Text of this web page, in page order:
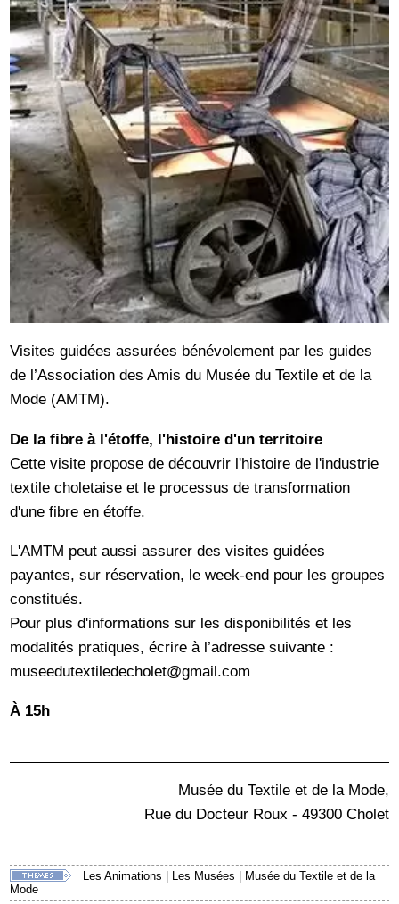
Visites guidées assurées bénévolement par les guides
de l’Association des Amis du Musée du Textile et de la
Mode (AMTM).
De la fibre à l'étoffe, l'histoire d'un territoire
Cette visite propose de découvrir l'histoire de l'industrie
textile choletaise et le processus de transformation
d'une fibre en étoffe.
L'AMTM peut aussi assurer des visites guidées
payantes, sur réservation, le week-end pour les groupes
constitués.
Pour plus d'informations sur les disponibilités et les
modalités pratiques, écrire à l’adresse suivante :
museedutextiledecholet@gmail.com
À 15h
Musée du Textile et de la Mode,
Rue du Docteur Roux - 49300 Cholet
Les Animations Les Musées
Musée du Textile et de la
Mode